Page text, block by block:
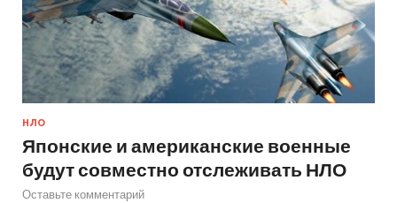
НЛО
Японские и американские военные
будут совместно отслеживать НЛО
Оставьте комментарий